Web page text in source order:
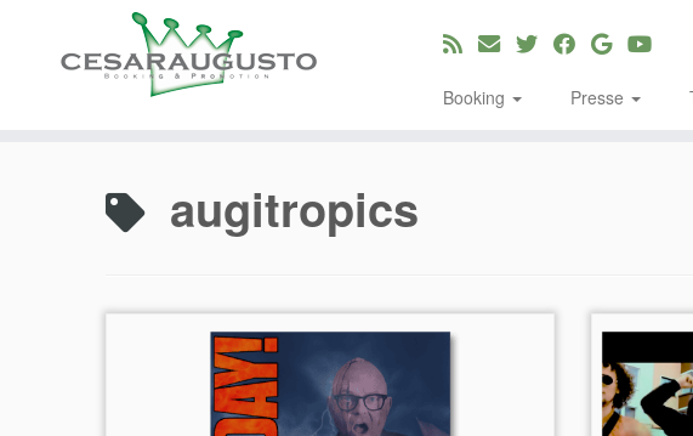
Booking Presse
augitropics